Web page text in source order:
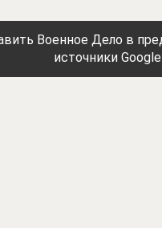
Военное Дело в
источники Google